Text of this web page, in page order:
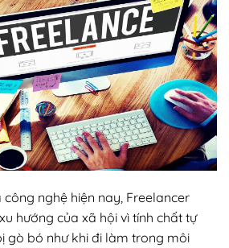
nghệ hiện nay, Freelancer
hướng của xã hội vì tính chất tự
gò bó như khi đi làm trong môi